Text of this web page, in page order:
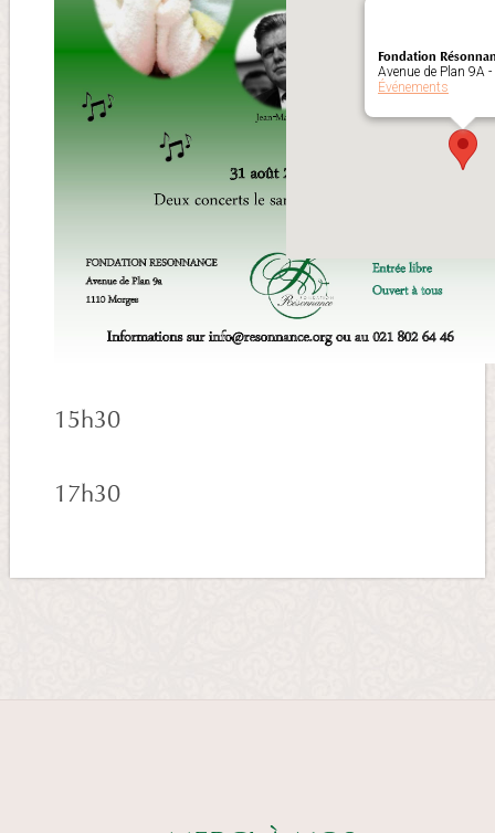
Fondation
Avenue de Plan 9A
Événements
15h30
17h30